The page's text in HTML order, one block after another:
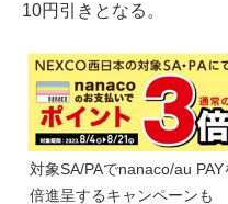
10円引きとなる。
対象SA/PAでnanaco/au
倍進呈するキャンペーンも